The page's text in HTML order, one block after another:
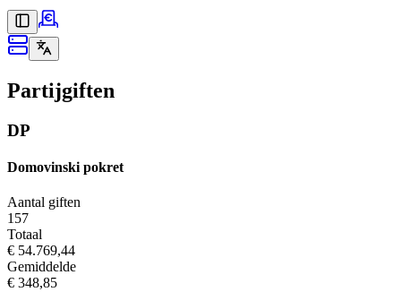
Partijgiften
DP
Domovinski pokret
Aantal giften
157
Totaal
€ 54.769,44
Gemiddelde
€ 348,85